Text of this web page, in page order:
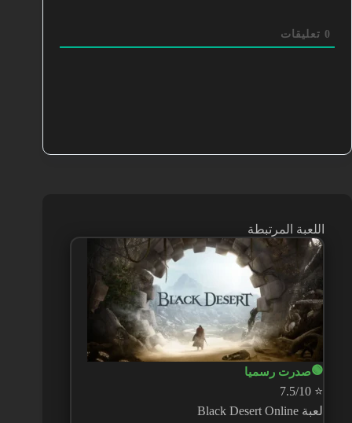
0 تعليقات
اللعبة المرتبطة
🟢صدرت رسميا
⭐
7.5/10
لعبة Black Desert Online